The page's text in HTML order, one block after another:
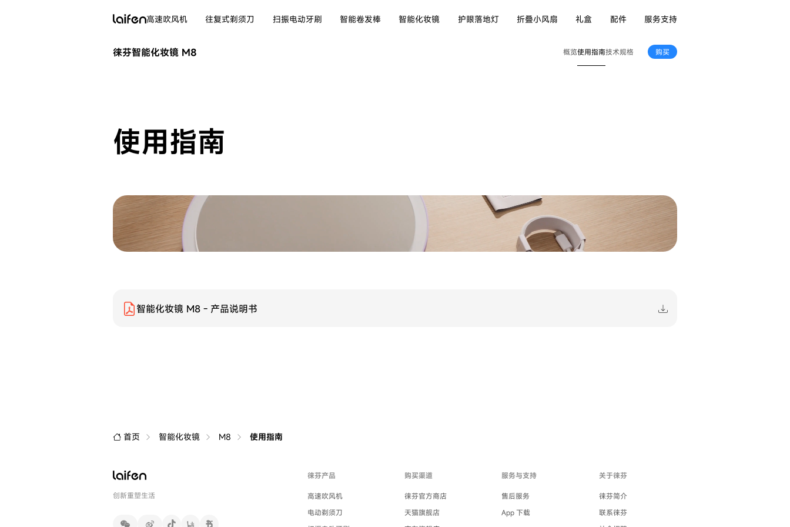
高速吹风机 往复式剃须刀 扫振电动牙刷 智能卷发棒 智能化妆镜 护眼落地灯 折叠小风扇 礼盒 配件 服务支持
徕芬智能化妆镜 M8 概览使用指南技术规格 购买
使用指南
智能化妆镜 M8 - 产品说明书
首页 智能化妆镜 M8 使用指南
创新重塑生活
徕芬产品
高速吹风机
电动剃须刀
购买渠道
徕芬官方商店
天猫旗舰店
服务与支持
售后服务
App 下载
关于徕芬
徕芬简介
联系徕芬